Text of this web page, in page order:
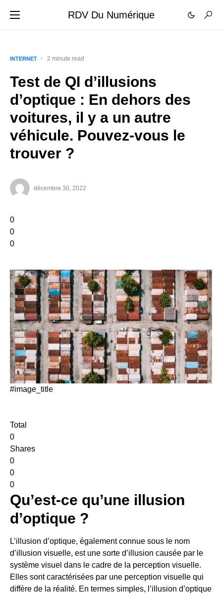
RDV Du Numérique
INTERNET 2 minute read
Test de QI d’illusions
d’optique : En dehors des
voitures, il y a un autre
véhicule. Pouvez-vous le
trouver ?
décembre 30, 2022
0
0
0
#image_title
Total
0
Shares
0
0
0
Qu’est-ce qu’une illusion
d’optique ?
L’illusion d’optique, également connue sous le nom
d’illusion visuelle, est une sorte d’illusion causée par le
système visuel dans le cadre de la perception visuelle.
Elles sont caractérisées par une perception visuelle qui
diffère de la réalité. En termes simples, l’illusion d’optique